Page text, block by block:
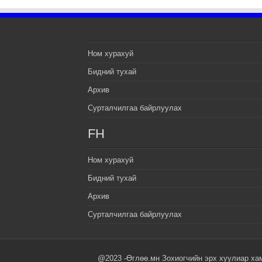
Ном хурахуй
Бидний тухай
Архив
Сурталчилгаа байрлуулах
FH
Ном хурахуй
Бидний тухай
Архив
Сурталчилгаа байрлуулах
@2023 -Өглөө.мн Зохиогчийн эрх хуулиар